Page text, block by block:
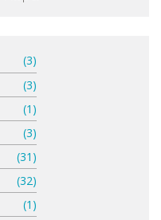
(3)
(3)
(1)
(3)
(31)
(32)
(1)